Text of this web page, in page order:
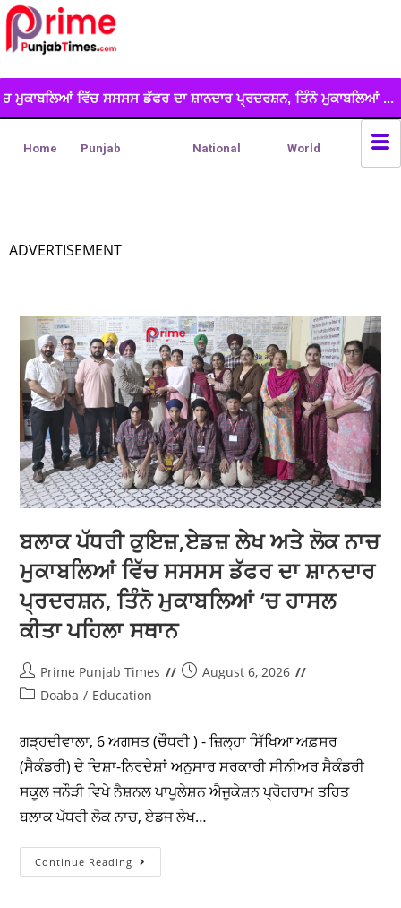
ਸ਼ਾਨਦਾਰ ਪ੍ਰਦਰਸ਼ਨ, ਤਿੰਨੋ ਮੁਕਾਬਲਿਆਂ ... *ਲੁੱਟ ਖੋਹ ਕੀਤੇ
Home Punjab National World
ADVERTISEMENT